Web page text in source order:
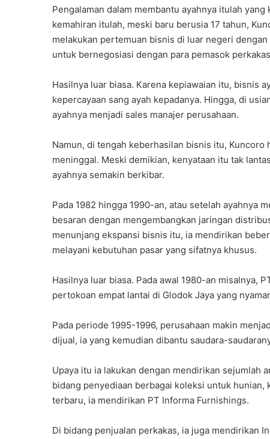
Pengalaman dalam membantu ayahnya itulah
kemahiran itulah, meski baru berusia 17 tahun,
melakukan pertemuan bisnis di luar negeri
untuk bernegosiasi dengan para pemasok
Hasilnya luar biasa. Karena kepiawaian itu, bisnis
kepercayaan sang ayah kepadanya. Hingga, di
ayahnya menjadi sales manajer perusahaan.
Namun, di tengah keberhasilan bisnis itu, Kuncoro
meninggal. Meski demikian, kenyataan itu tak
ayahnya semakin berkibar.
Pada 1982 hingga 1990-an, atau setelah ayahnya
besaran dengan mengembangkan jaringan
menunjang ekspansi bisnis itu, ia mendirikan
melayani kebutuhan pasar yang sifatnya khusus.
Hasilnya luar biasa. Pada awal 1980-an misalnya,
pertokoan empat lantai di Glodok Jaya yang
Pada periode 1995-1996, perusahaan makin
dijual, ia yang kemudian dibantu saudara-
Upaya itu ia lakukan dengan mendirikan sejumlah
bidang penyediaan berbagai koleksi untuk
terbaru, ia mendirikan PT Informa Furnishings.
Di bidang penjualan perkakas, ia juga mendirikan